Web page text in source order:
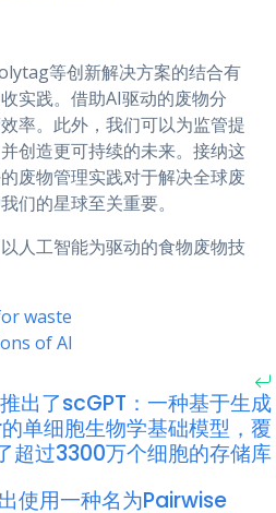
等创新解决方案的结合有
实践。借助AI驱动的废物分
率。此外，我们可以为监管提
创造更可持续的未来。接纳这
废物管理实践对于解决全球废
们的星球至关重要。
人工智能为驱动的食物废物技
waste
of AI
出了scGPT：一种基于生成
单细胞生物学基础模型，覆
超过3300万个细胞的存储库
使用一种名为Pairwise